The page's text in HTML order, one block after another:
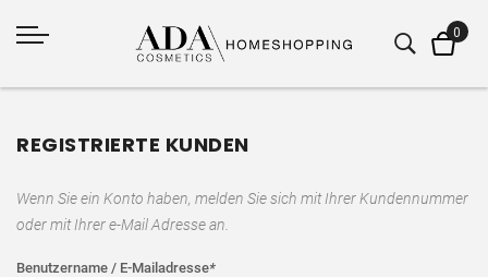
REGISTRIERTE KUNDEN
Wenn Sie ein Konto haben, melden Sie sich mit Ihrer Kundennummer
oder mit Ihrer e-Mail Adresse an.
Benutzername / E-Mailadresse*